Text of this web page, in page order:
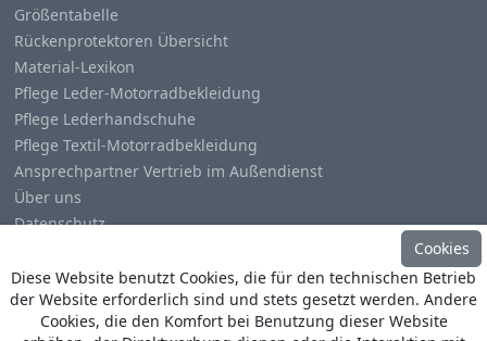
Größentabelle
Rückenprotektoren Übersicht
Material-Lexikon
Pflege Leder-Motorradbekleidung
Pflege Lederhandschuhe
Pflege Textil-Motorradbekleidung
Ansprechpartner Vertrieb im Außendienst
Über uns
Datenschutz
Cookies
Diese Website benutzt Cookies, die für den technischen Betrieb
der Website erforderlich sind und stets gesetzt werden. Andere
Cookies, die den Komfort bei Benutzung dieser Website